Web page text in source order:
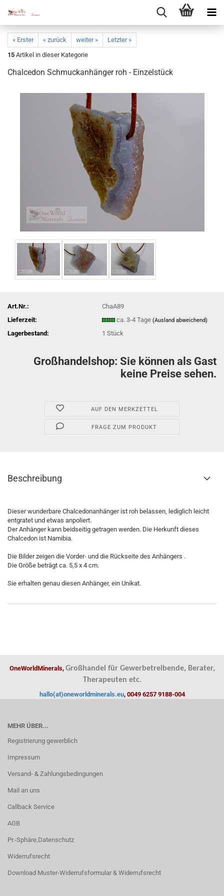
« Erster « zurück weiter »
Letzter »
15 Artikel in dieser Kategorie
Chal­ce­don Schmuck­an­hän­ger roh - Ein­zel­stück
Art.Nr.:
ChaA89
Lieferzeit:
ca. 3-4 Tage(Ausland abweichend)
Lagerbestand: 1Stück
Großhandelshop: Sie können als Gast
keine Preise sehen.
AUF DEN MERKZETTEL
FRAGE ZUM PRODUKT
Beschreibung
Dieser wunderbare Chalcedonanhänger ist roh belassen, lediglich leicht
entgratet und etwas anpoliert.
Der Anhänger kann beidseitig getragen werden. Die Herkunft dieses
Chalcedon ist Namibia.
Die Bilder zeigen die Vorder- und die Rückseite des Anhängers .
Die Größe beträgt ca. 5,5 x 4 cm.
Sie erhalten genau diesen Anhänger, ein Unikat.
OneWorldMinerals, Großhandel für Gewerbetreibende, Berater,
Therapeuten etc.
hallo(at)oneworldminerals.eu, 0049 6257 9188-004
MEHR ÜBER...
Registrierung gewerblich
Impressum
Versand- & Zahlungsbedingungen
Mail an uns
Callback Service
AGB
Pr.-Sphäre,Datenschutz
Widerrufsrecht
Download Muster-Widerrufsformular & Widerrufsrecht